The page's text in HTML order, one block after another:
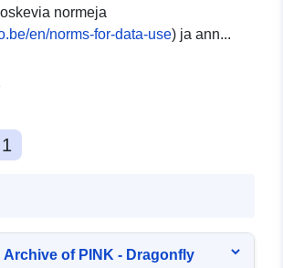
normeja
en/norms-for-data-use) ja ann...
1
Archive of PINK - Dragonfly